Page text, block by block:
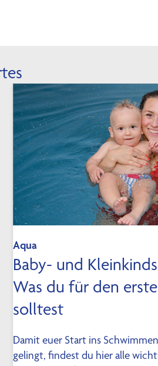
Aqua
Baby- und
Was du für den
solltest
Damit euer Start ins
gelingt, findest du hier alle